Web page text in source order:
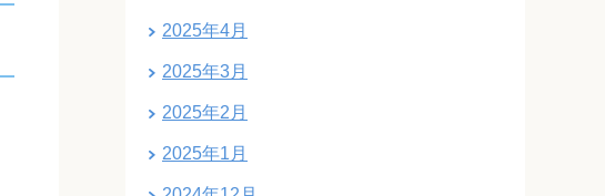
2025年4月
2025年3月
2025年2月
2025年1月